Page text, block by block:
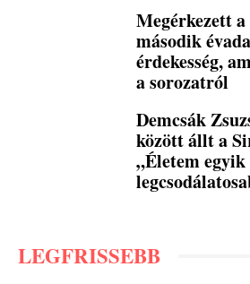
Megérkezett a
második
érdekesség,
a sorozatról
Demcsák
között állt a
„Életem egyik
LEGFRISSEBB